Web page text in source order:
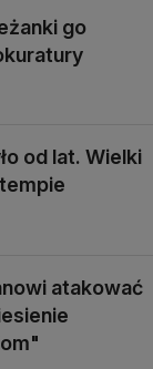
go
od lat. Wielki
atakować